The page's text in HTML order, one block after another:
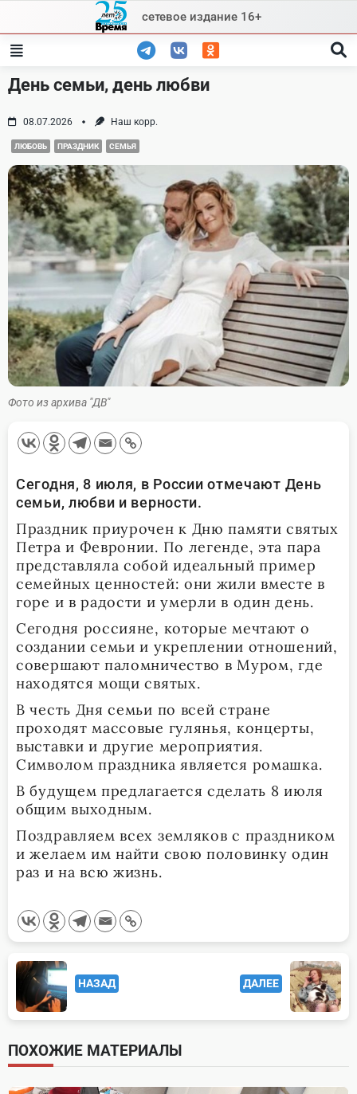
content
сетевое издание 16+
День семьи, день любви
08.07.2026 Наш корр.
ЛЮБОВЬ ПРАЗДНИК СЕМЬЯ
Фото из архива "ДВ"
Сегодня, 8 июля, в России отмечают День
семьи, любви и верности.
Праздник приурочен к Дню памяти святых
Петра и Февронии. По легенде, эта пара
представляла собой идеальный пример
семейных ценностей: они жили вместе в
горе и в радости и умерли в один день.
Сегодня россияне, которые мечтают о
создании семьи и укреплении отношений,
совершают паломничество в Муром, где
находятся мощи святых.
В честь Дня семьи по всей стране
проходят массовые гулянья, концерты,
выставки и другие мероприятия.
Символом праздника является ромашка.
В будущем предлагается сделать 8 июля
общим выходным.
Поздравляем всех земляков с праздником
и желаем им найти свою половинку один
раз и на всю жизнь.
<span
class="nav-
subtitle
screen-
reader-
НАЗАД ДАЛЕЕ
ПОХОЖИЕ МАТЕРИАЛЫ